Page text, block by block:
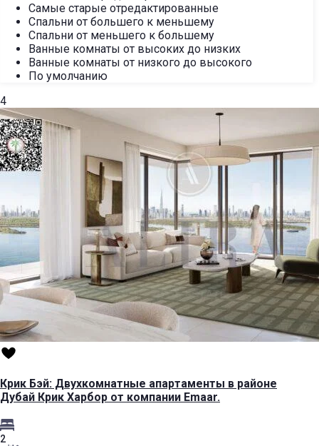
Самые старые отредактированные
Спальни от большего к меньшему
Спальни от меньшего к большему
Ванные комнаты от высоких до низких
Ванные комнаты от низкого до высокого
По умолчанию
4
Крик Бэй: Двухкомнатные апартаменты в районе
Дубай Крик Харбор от компании Emaar.
2